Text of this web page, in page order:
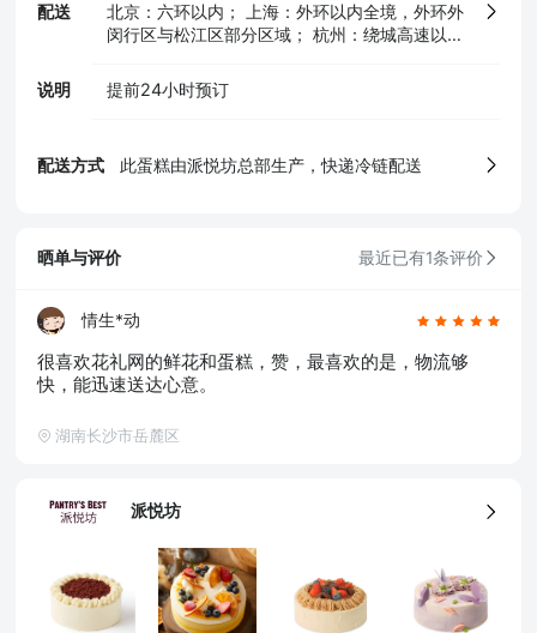
配送
北京：六环以内； 上海：外环以内全境，外环外
闵行区与松江区部分区域； 杭州：绕城高速以
域及沪蓉高速与南京绕城高速之间江宁区部分区
域
说明 提前24小时预订
配送方式 此蛋糕由派悦坊总部生产，快递冷链配送
5、食品生产许可证
晒单与评价 最近已有1条评价
情生*动
很喜欢花礼网的鲜花和蛋糕，赞，最喜欢的是，物流够
快，能迅速送达心意。
湖南长沙市岳麓区
派悦坊